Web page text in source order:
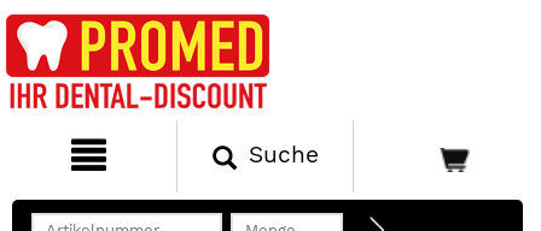
Suche